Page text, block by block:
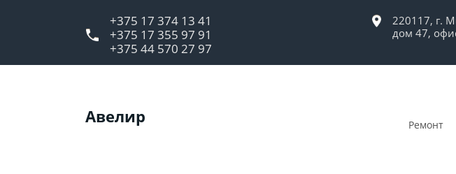
+375 17 374 13 41
+375 17 355 97 91
+375 44 570 27 97
220117, г.
дом 47,
Авелир Ремонт